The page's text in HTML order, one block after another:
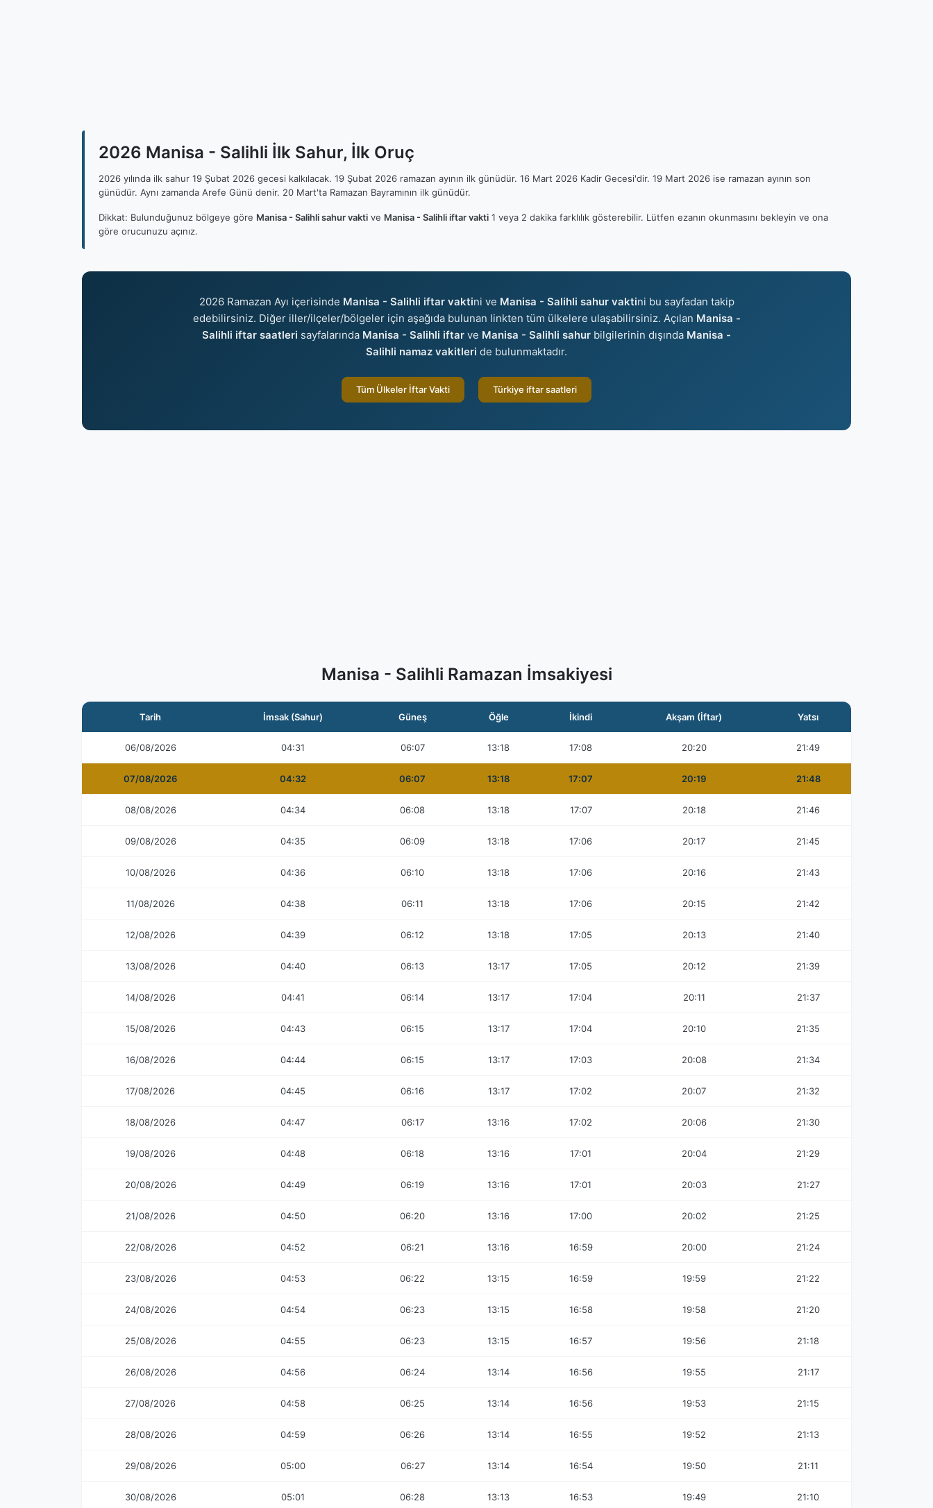
2026 Manisa - Salihli İlk Sahur, İlk Oruç
2026 yılında ilk sahur 19 Şubat 2026 gecesi kalkılacak. 19 Şubat 2026 ramazan ayının ilk günüdür. 16 Mart 2026 Kadir Gecesi'dir. 19 Mart 2026 ise ramazan ayının son
günüdür. Aynı zamanda Arefe Günü denir. 20 Mart'ta Ramazan Bayramının ilk günüdür.
Dikkat: Bulunduğunuz bölgeye göre Manisa - Salihli sahur vakti ve Manisa - Salihli iftar vakti 1 veya 2 dakika farklılık gösterebilir. Lütfen ezanın okunmasını bekleyin ve ona
göre orucunuzu açınız.
2026 Ramazan Ayı içerisinde Manisa - Salihli iftar vaktini ve Manisa - Salihli sahur vaktini bu sayfadan takip
edebilirsiniz. Diğer iller/ilçeler/bölgeler için aşağıda bulunan linkten tüm ülkelere ulaşabilirsiniz. Açılan Manisa -
Salihli iftar saatleri sayfalarında Manisa - Salihli iftar ve Manisa - Salihli sahur bilgilerinin dışında Manisa -
Salihli namaz vakitleri de bulunmaktadır.
Tüm Ülkeler İftar Vakti Türkiye iftar saatleri
Manisa - Salihli Ramazan İmsakiyesi
Tarih İmsak (Sahur) Güneş Öğle İkindi Akşam (İftar) Yatsı
06/08/2026 04:31 06:07 13:18 17:08 20:20 21:49
07/08/2026 04:32 06:07 13:18 17:07 20:19 21:48
08/08/2026 04:34 06:08 13:18 17:07 20:18 21:46
09/08/2026 04:35 06:09 13:18 17:06 20:17 21:45
10/08/2026 04:36 06:10 13:18 17:06 20:16 21:43
11/08/2026 04:38 06:11 13:18 17:06 20:15 21:42
12/08/2026 04:39 06:12 13:18 17:05 20:13 21:40
13/08/2026 04:40 06:13 13:17 17:05 20:12 21:39
14/08/2026 04:41 06:14 13:17 17:04 20:11 21:37
15/08/2026 04:43 06:15 13:17 17:04 20:10 21:35
16/08/2026 04:44 06:15 13:17 17:03 20:08 21:34
17/08/2026 04:45 06:16 13:17 17:02 20:07 21:32
18/08/2026 04:47 06:17 13:16 17:02 20:06 21:30
19/08/2026 04:48 06:18 13:16 17:01 20:04 21:29
20/08/2026 04:49 06:19 13:16 17:01 20:03 21:27
21/08/2026 04:50 06:20 13:16 17:00 20:02 21:25
22/08/2026 04:52 06:21 13:16 16:59 20:00 21:24
23/08/2026 04:53 06:22 13:15 16:59 19:59 21:22
24/08/2026 04:54 06:23 13:15 16:58 19:58 21:20
25/08/2026 04:55 06:23 13:15 16:57 19:56 21:18
26/08/2026 04:56 06:24 13:14 16:56 19:55 21:17
27/08/2026 04:58 06:25 13:14 16:56 19:53 21:15
28/08/2026 04:59 06:26 13:14 16:55 19:52 21:13
29/08/2026 05:00 06:27 13:14 16:54 19:50 21:11
30/08/2026 05:01 06:28 13:13 16:53 19:49 21:10